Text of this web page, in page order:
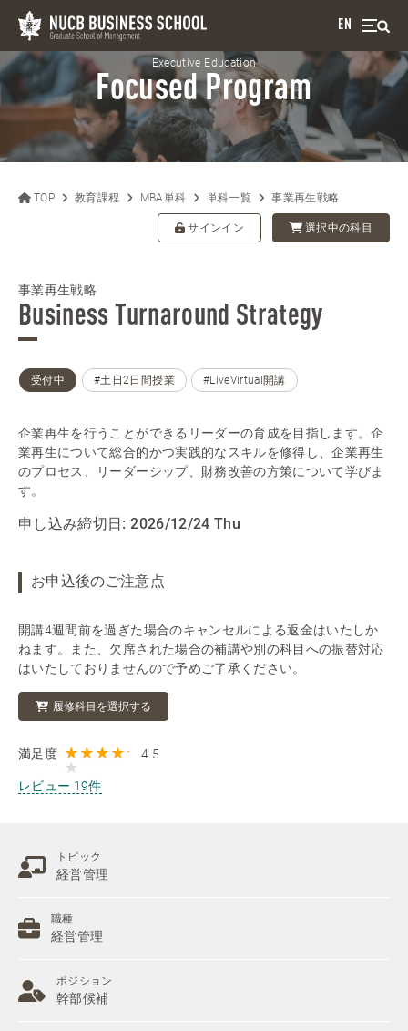
EN
Executive Education
Focused Program
TOP 教育課程 MBA単科 単科一覧 事業再生戦略
サインイン 選択中の科目
事業再生戦略
Business Turnaround Strategy
受付中 #土日2日間授業 #LiveVirtual開講
企業再生を行うことができるリーダーの育成を目指します。企
業再生について総合的かつ実践的なスキルを修得し、企業再生
のプロセス、リーダーシップ、財務改善の方策について学びま
す。
申し込み締切日:2026/12/24 Thu
お申込後のご注意点
開講4週間前を過ぎた場合のキャンセルによる返金はいたしか
ねます。また、欠席された場合の補講や別の科目への振替対応
はいたしておりませんので予めご了承ください。
履修科目を選択する
満足度 4.5
レビュー 19件
トピック
経営管理
職種
経営管理
ポジション
幹部候補